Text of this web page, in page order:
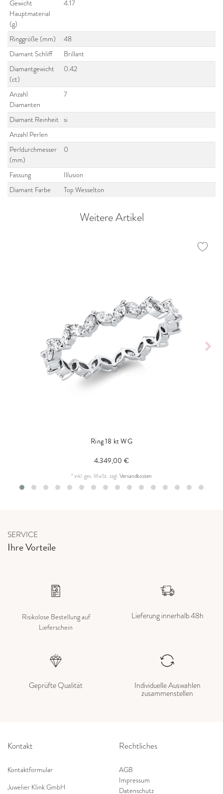
Gewicht
Hauptmaterial
(g)
4.17
Ringgröße (mm)
48
Diamant Schliff
Brillant
Diamantgewicht
(ct)
0.42
Anzahl
Diamanten
7
Diamant Reinheit si
Anzahl Perlen
Perldurchmesser
(mm)
0
Fassung
Illusion
Diamant Farbe
Top Wesselton
Weitere Artikel
Ring 18 kt WG
4.349,00 €
* inkl. ges. MwSt.zzgl.Versandkosten
SERVICE
Ihre Vorteile
Risikolose Bestellung auf
Lieferschein
Lieferung innerhalb 48h
Geprüfte Qualität Individuelle Auswahlen
zusammenstellen
Kontakt
Kontaktformular
Juwelier Klink GmbH
Rechtliches
AGB
Impressum
Datenschutz